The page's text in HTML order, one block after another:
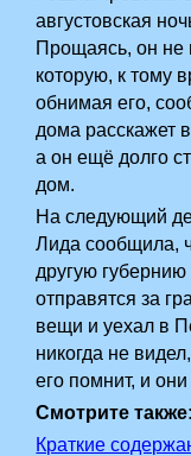
августовская
Прощаясь, он не
которую, к тому
обнимая его,
дома расскажет
а он ещё долго
дом.
На следующий
Лида сообщила,
другую
отправятся за
вещи и уехал в
никогда не
его помнит, и они
Смотрите также:
Краткие